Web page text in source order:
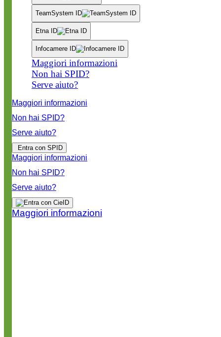
TeamSystem ID
Etna ID
Infocamere ID
Maggiori informazioni
Non hai SPID?
Serve aiuto?
Maggiori informazioni
Non hai SPID?
Serve aiuto?
Entra con SPID
Maggiori informazioni
Non hai SPID?
Serve aiuto?
Maggiori informazioni